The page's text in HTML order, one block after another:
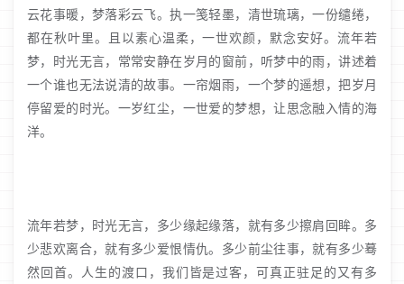
云花事暖，梦落彩云飞。执一笺轻墨，清世琉璃，一份缱绻，
都在秋叶里。且以素心温柔，一世欢颜，默念安好。流年若
梦，时光无言，常常安静在岁月的窗前，听梦中的雨，讲述着
一个谁也无法说清的故事。一帘烟雨，一个梦的遥想，把岁月
停留爱的时光。一岁红尘，一世爱的梦想，让思念融入情的海
洋。
流年若梦，时光无言，多少缘起缘落，就有多少擦肩回眸。多
少悲欢离合，就有多少爱恨情仇。多少前尘往事，就有多少蓦
然回首。人生的渡口，我们皆是过客，可真正驻足的又有多